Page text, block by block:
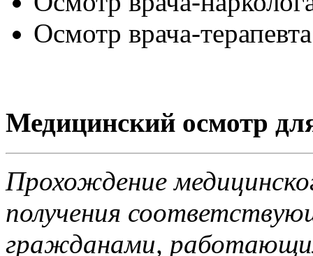
Осмотр врача-
Медицинский осмотр
Прохождение
получения
гражданами,